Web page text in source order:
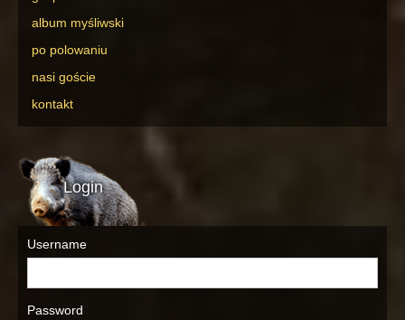
album myśliwski
po polowaniu
nasi goście
kontakt
Login
Username
Password